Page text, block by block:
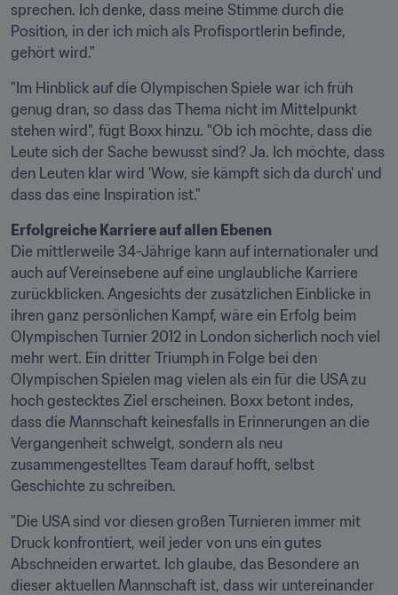
sprechen. Ich denke, dass meine Stimme durch die
Position, in der ich mich als Profisportlerin befinde,
gehört wird."
"Im Hinblick auf die Olympischen Spiele war ich früh
genug dran, so dass das Thema nicht im Mittelpunkt
stehen wird", fügt Boxx hinzu. "Ob ich möchte, dass die
Leute sich der Sache bewusst sind? Ja. Ich möchte, dass
den Leuten klar wird 'Wow, sie kämpft sich da durch' und
dass das eine Inspiration ist."
Erfolgreiche Karriere auf allen Ebenen
Die mittlerweile 34-Jährige kann auf internationaler und
auch auf Vereinsebene auf eine unglaubliche Karriere
zurückblicken. Angesichts der zusätzlichen Einblicke in
ihren ganz persönlichen Kampf, wäre ein Erfolg beim
Olympischen Turnier 2012 in London sicherlich noch viel
mehr wert. Ein dritter Triumph in Folge bei den
Olympischen Spielen mag vielen als ein für die USA zu
hoch gestecktes Ziel erscheinen. Boxx betont indes,
dass die Mannschaft keinesfalls in Erinnerungen an die
Vergangenheit schwelgt, sondern als neu
zusammengestelltes Team darauf hofft, selbst
Geschichte zu schreiben.
"Die USA sind vor diesen großen Turnieren immer mit
Druck konfrontiert, weil jeder von uns ein gutes
Abschneiden erwartet. Ich glaube, das Besondere an
dieser aktuellen Mannschaft ist, dass wir untereinander